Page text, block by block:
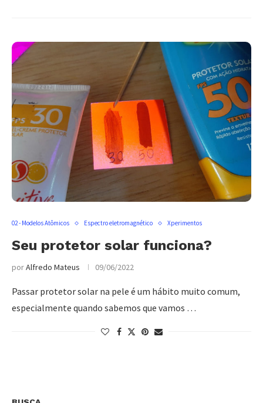
02 - Modelos Atômicos Espectro eletromagnético Xperimentos
Seu protetor solar funciona?
porAlfredo Mateus 09/06/2022
Passar protetor solar na pele é um hábito muito comum,
especialmente quando sabemos que vamos …